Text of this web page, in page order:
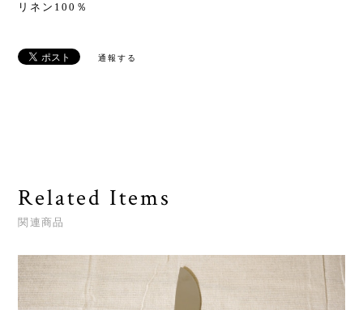
リネン100％
通報する
Related Items
関連商品